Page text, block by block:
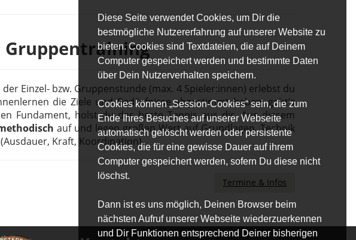
Diese Seite verwendet Cookies, um Dir die
bestmögliche Nutzererfahrung auf unserer Website zu
bieten. Cookies sind Textdateien, die auf Deinem
Computer gespeichert werden und bestimmte Daten
über Dein Nutzerverhalten speichern.
Cookies können „Session-Cookies“ sein, die zum
Ende Ihres Besuches auf unserer Webseite
automatisch gelöscht werden oder persistente
Cookies, die für eine gewisse Dauer auf ihrem
Computer gespeichert werden, sofern Du diese nicht
löschst.
Dann ist es uns möglich, Deinen Browser beim
nächsten Aufruf unserer Webseite wiederzuerkennen
und Dir Funktionen entsprechend Deiner bisherigen
Gruppentraining
Einzel- bzw. Gruppenstunde (max. 4 Spieler:innen) erlebst du
die Ziele und Bedürfnisse abgestimmt haben, geht’s
Fundament, holst du das beste Tennis aus dir. Aus diesem
auf und legen großen Wert auf Grundlagen, Technik
Kraft, Koordination).
Termine & Infos